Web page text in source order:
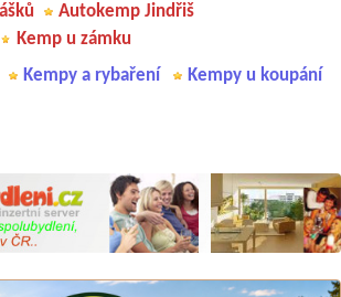
Autokemp Jindřiš
Kemp u zámku
Kempy a rybaření
Kempy u koupání